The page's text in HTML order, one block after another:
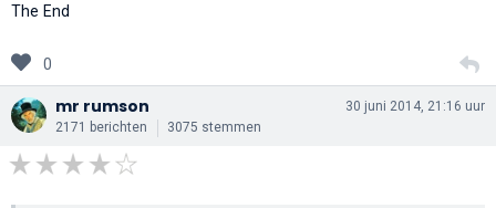
The End
0
mr rumson
2171 berichten 3075 stemmen
30 juni 2014, 21:16 uur